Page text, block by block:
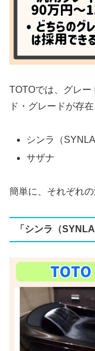
TOTOでは、グレー
ド・グレードが存在
シンラ（SYNLA
サザナ
簡単に、それぞれ
「シンラ（